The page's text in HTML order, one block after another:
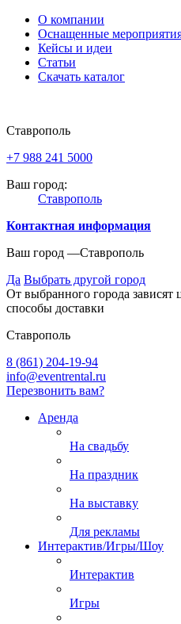
О компании
Оснащенные
Кейсы и идеи
Статьи
Скачать каталог
Ставрополь
+7 988 241 5000
Ваш город:
Ставрополь
Контактная информация
Ваш город —Ставрополь
Да Выбрать другой город
От выбранного города зависят
способы доставки
Ставрополь
8 (861) 204-19-94
info@eventrental.ru
Перезвонить вам?
Аренда
На свадьбу
На праздник
На выставку
Для рекламы
Интерактив/Игры/Шоу
Интерактив
Игры